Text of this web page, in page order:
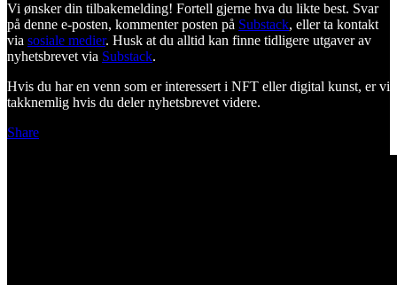
Vi ønsker din tilbakemelding! Fortell gjerne hva du likte best. Svar
på denne e-posten, kommenter posten på Substack, eller ta kontakt
via sosiale medier. Husk at du alltid kan finne tidligere utgaver av
nyhetsbrevet via Substack.
Hvis du har en venn som er interessert i NFT eller digital kunst, er vi
takknemlig hvis du deler nyhetsbrevet videre.
Share